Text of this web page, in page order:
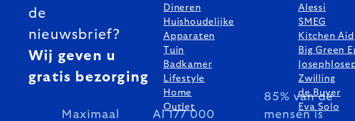
de
nieuwsbrief?
Wij geven u
gratis bezorging
Maximaal
Al 177 000
85% van de
mensen is
Dineren
Huishoudelijke
Apparaten
Tuin
Badkamer
Lifestyle
Home
Outlet
Alessi
SMEG
Kitchen Aid
Big Green
Zwilling
de Buyer
Eva Solo